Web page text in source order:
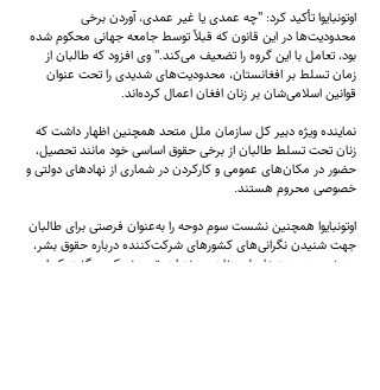
اوتونبایوا تأکید کرد: "چه عمدی یا غیر عمدی، آوردن برخی
محدودیت‌ها در این قانون که قبلاً توسط جامعه جهانی محکوم شده
بود، تعامل با این گروه را تضعیف می‌کند." وی افزود که طالبان از
زمان تسلط بر افغانستان، محدودیت‌های شدیدی را تحت عنوان
قوانین اسلامی‌شان بر زنان افغان اعمال کرده‌اند.
نماینده ویژه دبیر کل سازمان ملل متحد همچنین اظهار داشت که
زنان تحت تسلط طالبان از برخی حقوق اساسی‌ خود مانند تحصیل،
حضور در مکان‌های عمومی و کارکردن در شماری از نهادهای دولتی و
خصوصی محروم هستند.
اوتونبایوا همچنین نشست سوم دوحه را به‌عنوان فرصتی برای طالبان
جهت شنیدن نگرانی‌های کشورهای شرکت‌کننده درباره حقوق بشر،
به‌ویژه محدودیت‌ها علیه زنان و دختران، توصیف کرد و گفت که این